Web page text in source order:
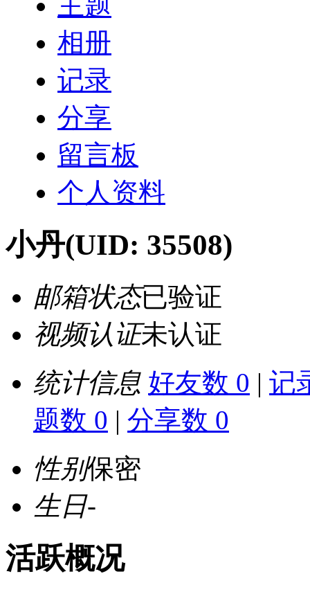
相册
记录
分享
留言板
个人资料
小丹(UID: 35508)
邮箱状态已验证
视频认证未认证
统计信息 好友数 0 | 记
题数 0 | 分享数 0
性别保密
生日-
活跃概况